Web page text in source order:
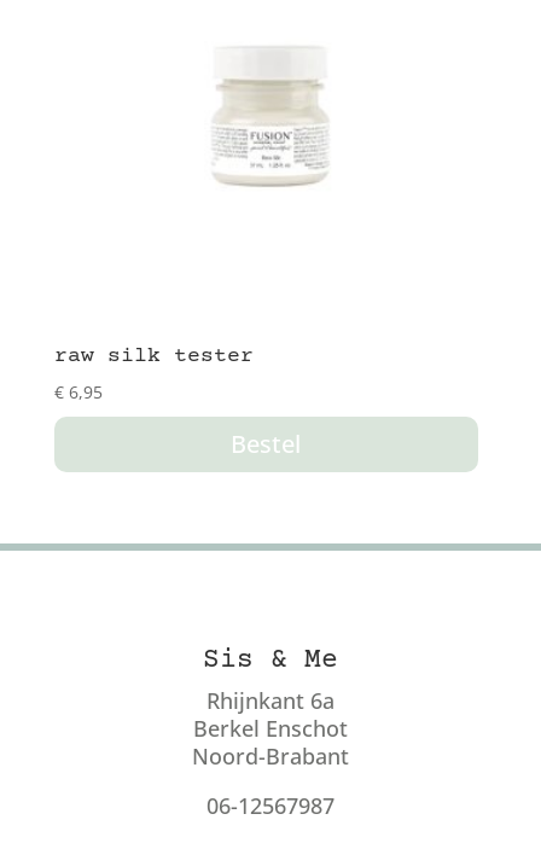
raw silk tester
€6,95
Bestel
Sis & Me
Rhijnkant 6a
Berkel Enschot
Noord-Brabant
06-12567987